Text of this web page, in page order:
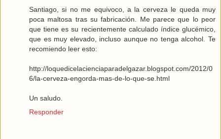
Santiago, si no me equivoco, a la cerveza le queda muy
poca maltosa tras su fabricación. Me parece que lo peor
que tiene es su recientemente calculado índice glucémico,
que es muy elevado, incluso aunque no tenga alcohol. Te
recomiendo leer esto:
http://loquedicelacienciaparadelgazar.blogspot.com/2012/0
6/la-cerveza-engorda-mas-de-lo-que-se.html
Un saludo.
Responder